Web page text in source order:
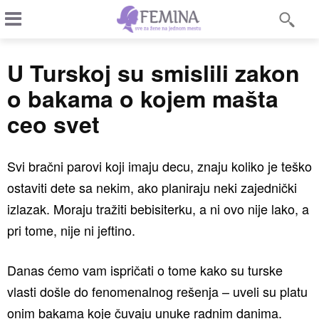
U Turskoj su smislili zakon
o bakama o kojem mašta
ceo svet
Svi bračni parovi koji imaju decu, znaju koliko je teško
ostaviti dete sa nekim, ako planiraju neki zajednički
izlazak. Moraju tražiti bebisiterku, a ni ovo nije lako, a
pri tome, nije ni jeftino.
Danas ćemo vam ispričati o tome kako su turske
vlasti došle do fenomenalnog rešenja – uveli su platu
onim bakama koje čuvaju unuke radnim danima.